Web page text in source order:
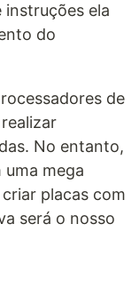
instruções ela
do
de
No entanto,
uma mega
placas com
será o nosso